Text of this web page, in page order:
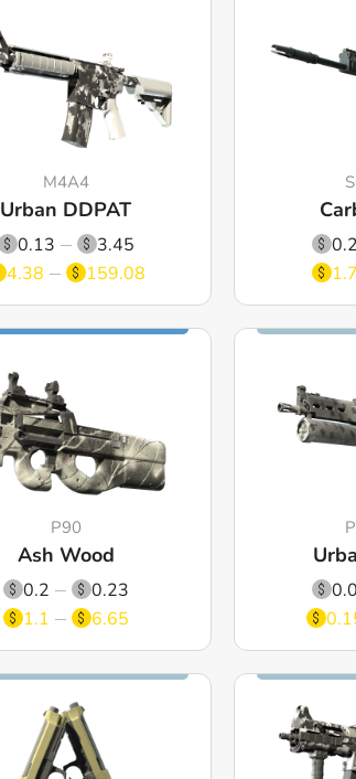
M4A4
Urban DDPAT
0.13
3.45
4.38
159.08
P90
Ash Wood
0.2
0.23
1.1
6.65